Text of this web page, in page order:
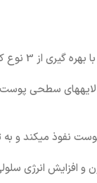
لایههای سطحی
پوست نفوذ
و افزایش